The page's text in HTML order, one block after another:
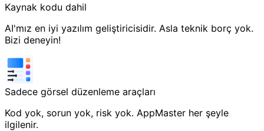
Kaynak kodu dahil
AI'mız en iyi yazılım geliştiricisidir. Asla teknik borç yok.
Bizi deneyin!
Sadece görsel düzenleme araçları
Kod yok, sorun yok, risk yok. AppMaster her şeyle
ilgilenir.